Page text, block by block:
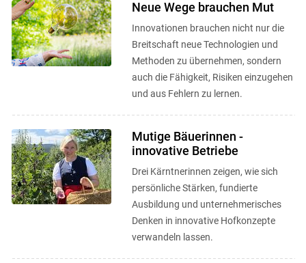
Skip to main content
Neue Wege brauchen Mut
Innovationen brauchen nicht nur die
Breitschaft neue Technologien und
Methoden zu übernehmen, sondern
auch die Fähigkeit, Risiken einzugehen
und aus Fehlern zu lernen.
Mutige Bäuerinnen -
innovative Betriebe
Drei Kärntnerinnen zeigen, wie sich
persönliche Stärken, fundierte
Ausbildung und unternehmerisches
Denken in innovative Hofkonzepte
verwandeln lassen.